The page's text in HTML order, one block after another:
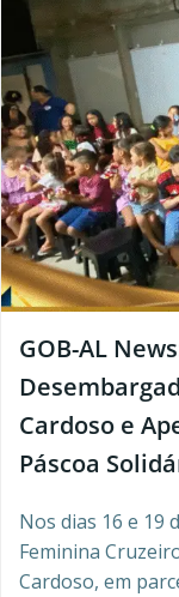
GOB-AL
Cardoso e
Páscoa
Nos dias 16 e 19
Feminina
Cardoso, em